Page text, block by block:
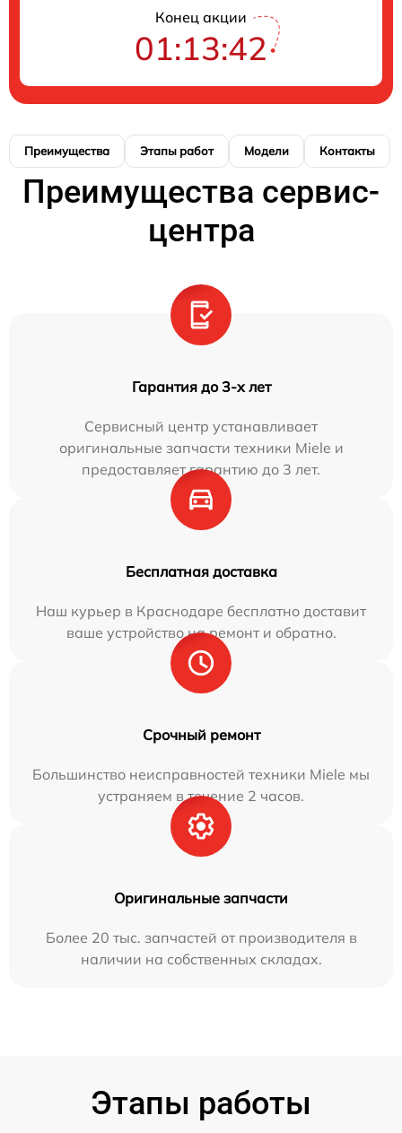
Конец акции
01:13:41
Преимущества Этапы работ Модели Контакты
Преимущества сервис-
центра
Гарантия до 3-х лет
Сервисный центр устанавливает
оригинальные запчасти техники Miele и
предоставляет гарантию до 3 лет.
Бесплатная доставка
Наш курьер в Краснодаре бесплатно доставит
ваше устройство на ремонт и обратно.
Срочный ремонт
Большинство неисправностей техники Miele мы
устраняем в течение 2 часов.
Оригинальные запчасти
Более 20 тыс. запчастей от производителя в
наличии на собственных складах.
Этапы работы